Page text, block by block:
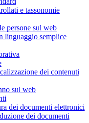
e tassonomie
persone sul web
linguaggio semplice
dei contenuti
sul web
dei documenti elettronici
dei documenti